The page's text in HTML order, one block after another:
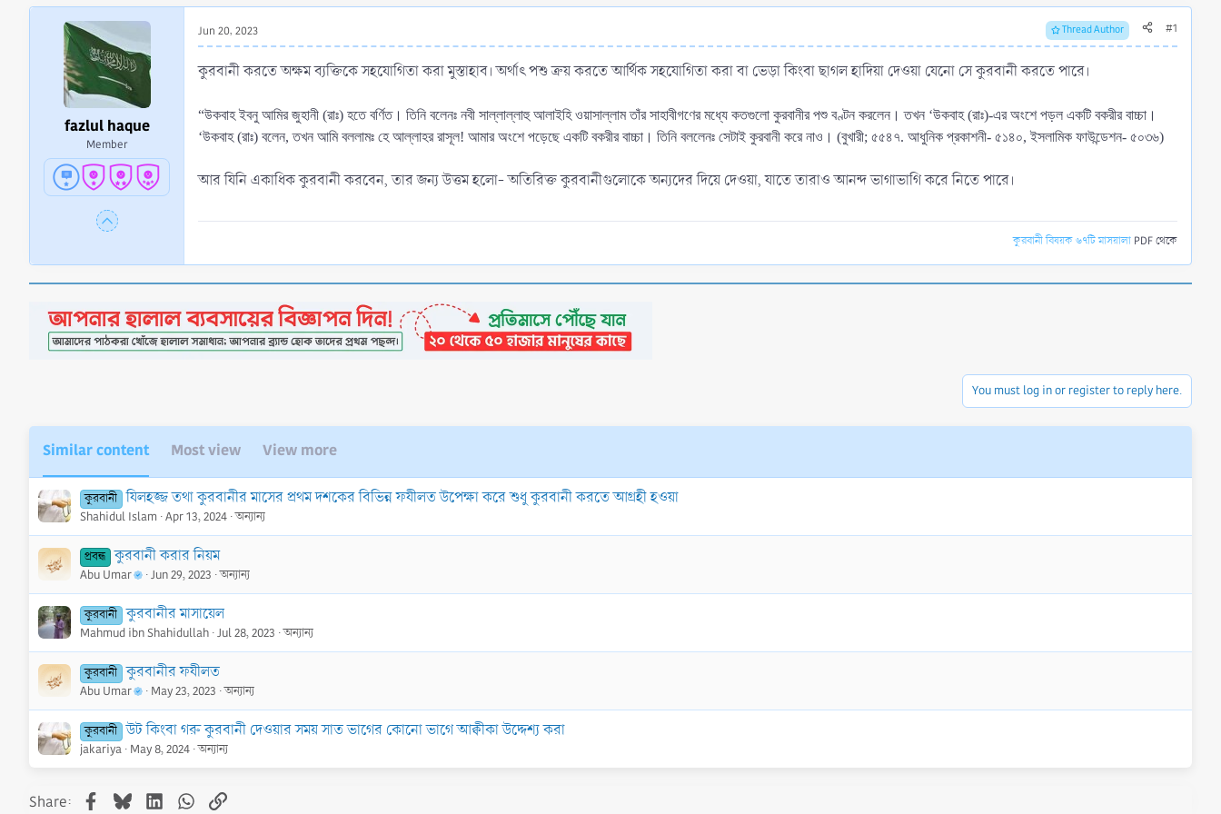
r
t
e
r
fazlul haque
Member
Jun 20, 2023 Thread Author #1
কুরবানী করতে অক্ষম ব্যক্তিকে সহযোগিতা করা মুস্তাহাব। অর্থাৎ পশু ক্রয় করতে আর্থিক সহযোগিতা করা বা ভেড়া কিংবা ছাগল হাদিয়া দেওয়া যেনো সে কুরবানী করতে পারে।
“উকবাহ ইবনু আমির জুহানী (রাঃ) হতে বর্ণিত। তিনি বলেনঃ নবী সাল্লাল্লাহু আলাইহি ওয়াসাল্লাম তাঁর সাহাবীগণের মধ্যে কতগুলো কুরবানীর পশু বণ্টন করলেন। তখন ‘উকবাহ (রাঃ)-এর অংশে পড়ল একটি বকরীর বাচ্চা।
‘উকবাহ (রাঃ) বলেন, তখন আমি বললামঃ হে আল্লাহর রাসূল! আমার অংশে পড়েছে একটি বকরীর বাচ্চা। তিনি বললেনঃ সেটাই কুরবানী করে নাও। (বুখারী; ৫৫৪৭. আধুনিক প্রকাশনী- ৫১৪০, ইসলামিক ফাউন্ডেশন- ৫০৩৬)
আর যিনি একাধিক কুরবানী করবেন, তার জন্য উত্তম হলো- অতিরিক্ত কুরবানীগুলোকে অন্যদের দিয়ে দেওয়া, যাতে তারাও আনন্দ ভাগাভাগি করে নিতে পারে।
কুরবানী বিষয়ক ৬৭টি মাসয়ালা PDF থেকে
You must log in or register to reply here.
Similar content Most view View more
কুরবানী যিলহজ্জ তথা কুরবানীর মাসের প্রথম দশকের বিভিন্ন ফযীলত উপেক্ষা করে শুধু কুরবানী করতে আগ্রহী হওয়া
Shahidul Islam Apr 13, 2024 অন্যান্য
প্রবন্ধ কুরবানী করার নিয়ম
Abu Umar Jun 29, 2023 অন্যান্য
কুরবানী কুরবানীর মাসায়েল
Mahmud ibn Shahidullah Jul 28, 2023 অন্যান্য
কুরবানী কুরবানীর ফযীলত
Abu Umar May 23, 2023 অন্যান্য
কুরবানী উট কিংবা গরু কুরবানী দেওয়ার সময় সাত ভাগের কোনো ভাগে আক্বীকা উদ্দেশ্য করা
jakariya May 8, 2024 অন্যান্য
Share: Facebook
BlueskyLinkedInWhatsApp
Link